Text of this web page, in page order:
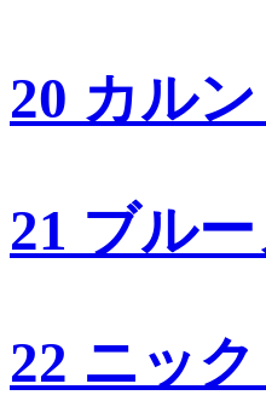
20 カル
21 ブル
22 ニッ